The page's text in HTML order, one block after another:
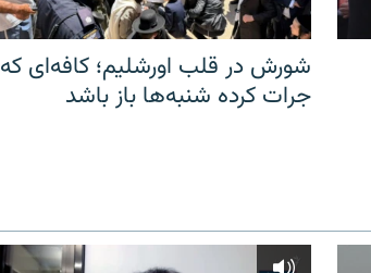
شورش در قلب اورشلیم؛ کافه‌ای که
جرات کرده شنبه‌ها باز باشد